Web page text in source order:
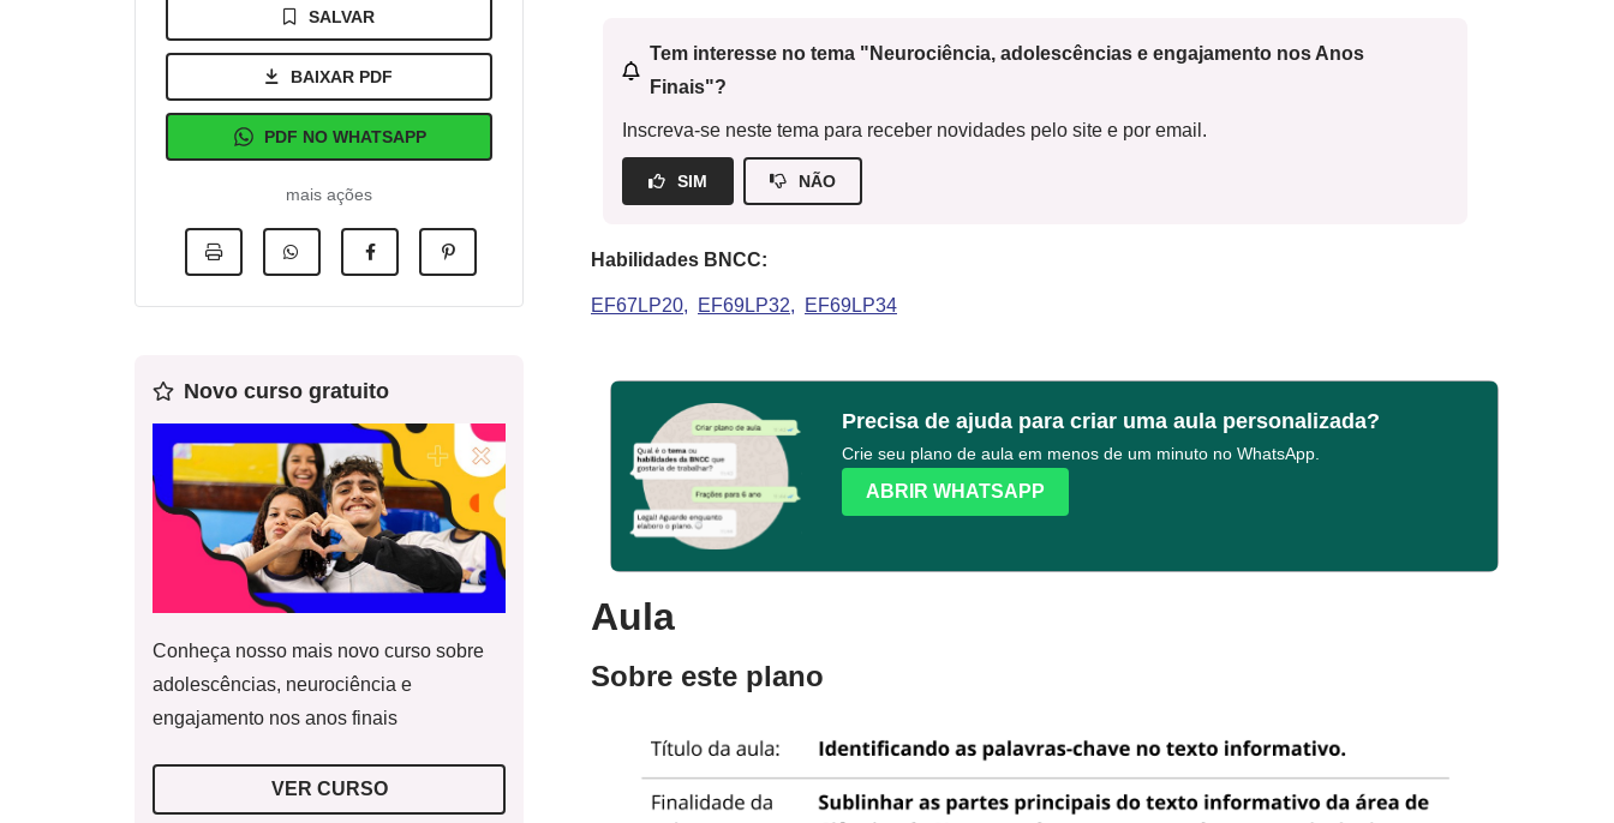
SALVAR
BAIXAR PDF
PDF NO WHATSAPP
mais ações
Novo curso gratuito
Conheça nosso mais novo curso sobre
adolescências, neurociência e
engajamento nos anos finais
VER CURSO
Tem interesse no tema "Neurociência, adolescências e engajamento nos Anos
Finais"?
Inscreva-se neste tema para receber novidades pelo site e por email.
SIM NÃO
Habilidades BNCC:
EF67LP20 EF69LP32 EF69LP34
Precisa de ajuda para criar uma aula personalizada?
Crie seu plano de aula em menos de um minuto no WhatsApp.
ABRIR WHATSAPP
Aula
Sobre este plano